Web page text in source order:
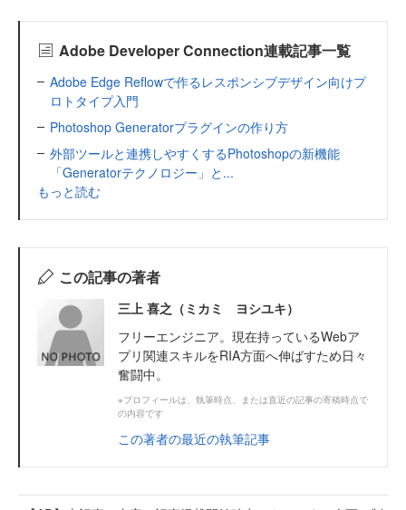
Adobe Developer Connection連載記事一覧
Adobe Edge Reflowで作るレスポンシブデザイン向けプ
ロトタイプ入門
Photoshop Generatorプラグインの作り方
外部ツールと連携しやすくするPhotoshopの新機能
「Generatorテクノロジー」と...
もっと読む
この記事の著者
三上 喜之（ミカミ ヨシユキ）
フリーエンジニア。現在持っているWebア
プリ関連スキルをRIA方面へ伸ばすため日々
奮闘中。
※プロフィールは、執筆時点、または直近の記事の寄稿時点で
の内容です
この著者の最近の執筆記事